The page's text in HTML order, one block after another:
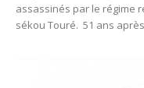
assassinés par le régime
sékou Touré. 51 ans